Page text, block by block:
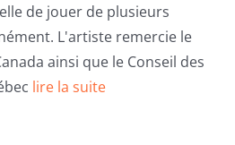
de jouer de plusieurs
L'artiste remercie le
ainsi que le Conseil des
lire la suite